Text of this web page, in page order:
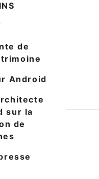
de
Android
sur la
de